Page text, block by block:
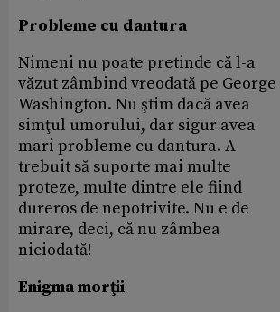
Probleme cu dantura
Nimeni nu poate pretinde că l-a
văzut zâmbind vreodată pe George
Washington. Nu ştim dacă avea
simţul umorului, dar sigur avea
mari probleme cu dantura. A
trebuit să suporte mai multe
proteze, multe dintre ele fiind
dureros de nepotrivite. Nu e de
mirare, deci, că nu zâmbea
niciodată!
Enigma morţii